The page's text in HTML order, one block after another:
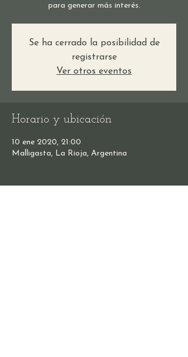
para generar más interés.
Se ha cerrado la posibilidad de
registrarse
Ver otros eventos
Horario y ubicación
10 ene 2020, 21:00
Malligasta, La Rioja, Argentina